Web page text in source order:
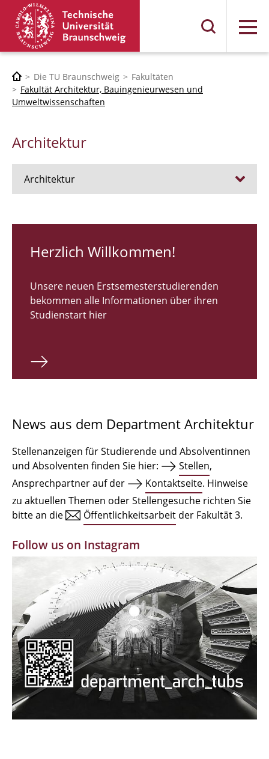
Menü
Die TU Braunschweig
Fakultäten
Fakultät Architektur, Bauingenieurwesen und
Umweltwissenschaften
Architektur
Architektur
RUNDGANG 26
Bachelor Architektur
Master Architektur
Qualifikationsprofil
Institute
Einrichtungen
Zeichensäle
MBW | Modellbauwerkstatt
Alumni | cloud club
Dokumente und Downloads
Herzlich Willkommen!
Unsere neuen Erstsemesterstudierenden
bekommen alle Informationen über ihren
Studienstart hier
News aus dem Department Architektur
Stellenanzeigen für Studierende und Absolventinnen
und Absolventen finden Sie hier:
Stellen,
Ansprechpartner auf der
Kontaktseite. Hinweise
zu aktuellen Themen oder Stellengesuche richten Sie
bitte an die
Öffentlichkeitsarbeit der Fakultät 3.
Follow us on Instagram